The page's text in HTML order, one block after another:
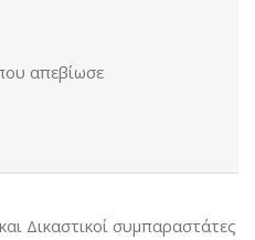
απεβίωσε
Δικαστικοί συμπαραστάτες